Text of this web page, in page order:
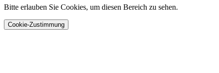
Bitte erlauben Sie Cookies, um diesen Bereich zu sehen.
Cookie-Zustimmung